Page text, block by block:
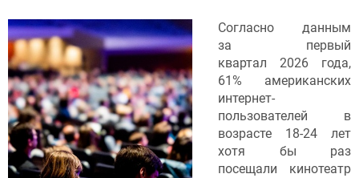
Согласно данным
за первый
квартал 2026 года,
61% американских
интернет-
пользователей в
возрасте 18-24 лет
хотя бы раз
посещали кинотеатр